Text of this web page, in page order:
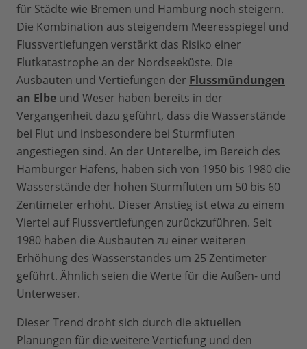
für Städte wie Bremen und Hamburg noch steigern.
Die Kombination aus steigendem Meeresspiegel und
Flussvertiefungen verstärkt das Risiko einer
Flutkatastrophe an der Nordseeküste. Die
Ausbauten und Vertiefungen der Flussmündungen
an Elbe und Weser haben bereits in der
Vergangenheit dazu geführt, dass die Wasserstände
bei Flut und insbesondere bei Sturmfluten
angestiegen sind. An der Unterelbe, im Bereich des
Hamburger Hafens, haben sich von 1950 bis 1980 die
Wasserstände der hohen Sturmfluten um 50 bis 60
Zentimeter erhöht. Dieser Anstieg ist etwa zu einem
Viertel auf Flussvertiefungen zurückzuführen. Seit
1980 haben die Ausbauten zu einer weiteren
Erhöhung des Wasserstandes um 25 Zentimeter
geführt. Ähnlich seien die Werte für die Außen- und
Unterweser.
Dieser Trend droht sich durch die aktuellen
Planungen für die weitere Vertiefung und den